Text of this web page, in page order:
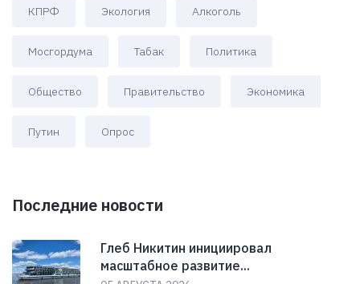
КПРФ Экология Алкоголь
Мосгордума Табак Политика
Общество Правительство Экономика
Путин Опрос
Последние новости
Глеб Никитин инициировал
масштабное развитие...